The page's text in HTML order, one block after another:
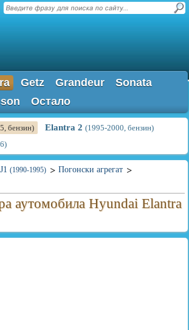
Getz Grandeur
Sonata
Остало
бензин) Elantra 2 (1995-2000, бензин)
J1 (1990-1995)
Погонски агрегат
аутомобила Hyundai Elantra